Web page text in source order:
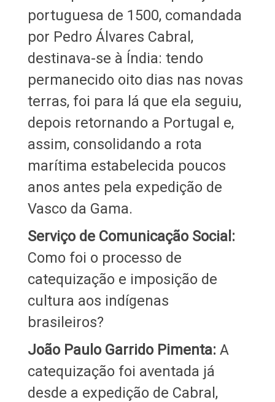
portuguesa de 1500, comandada
por Pedro Álvares Cabral,
destinava-se à Índia: tendo
permanecido oito dias nas novas
terras, foi para lá que ela seguiu,
depois retornando a Portugal e,
assim, consolidando a rota
marítima estabelecida poucos
anos antes pela expedição de
Vasco da Gama.
Serviço de Comunicação Social:
Como foi o processo de
catequização e imposição de
cultura aos indígenas
brasileiros?
João Paulo Garrido Pimenta: A
catequização foi aventada já
desde a expedição de Cabral,